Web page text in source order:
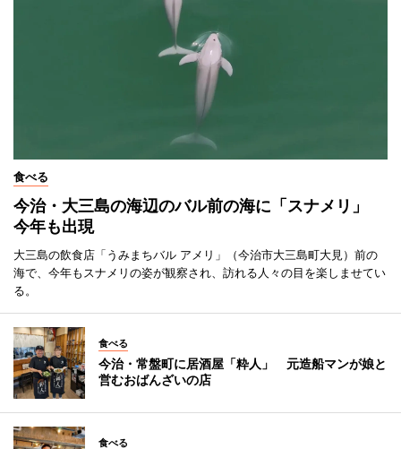
食べる
今治・大三島の海辺のバル前の海に「スナメリ」
今年も出現
大三島の飲食店「うみまちバル アメリ」（今治市大三島町大見）前の
海で、今年もスナメリの姿が観察され、訪れる人々の目を楽しませてい
る。
食べる
今治・常盤町に居酒屋「粋人」 元造船マンが娘と
営むおばんざいの店
食べる